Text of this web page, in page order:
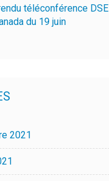
téléconférence DSE
du 19 juin
2021